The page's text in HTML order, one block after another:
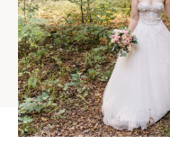
Locations
About
Kontakt